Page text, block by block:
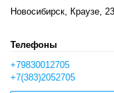
Новосибирск, Краузе, 23
Телефоны
+79830012705
+7(383)2052705